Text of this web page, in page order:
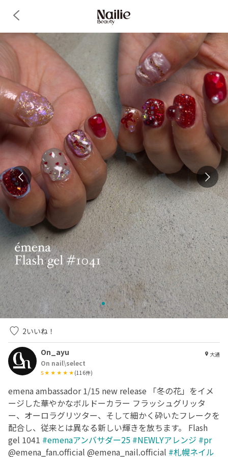
2いいね！
On_ayu
On nail\select
5 (116件)
大通
emena ambassador 1/15 new release 「冬の花」をイメ
ージした華やかなボルドーカラー フラッシュグリッタ
ー、オーロラグリツター、そして細かく砕いたフレークを
配合し、従来とは異なる新しい輝きを放ちます。 Flash
gel 1041 #emenaアンバサダー25 #NEWLYアレンジ #pr
@emena_fan.official @emena_nail.official #札幌ネイル